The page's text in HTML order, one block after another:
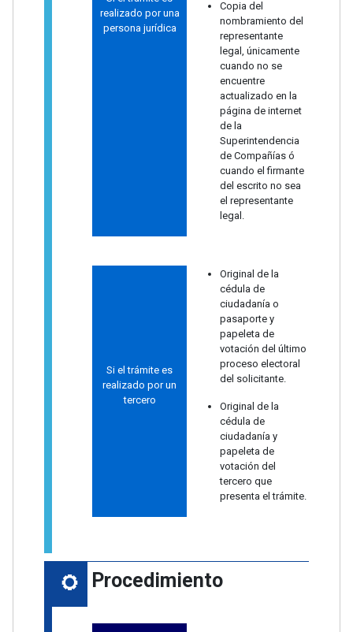
realizado por una
persona jurídica
Copia del
nombramiento del
representante
legal, únicamente
cuando no se
encuentre
actualizado en la
página de internet
de la
Superintendencia
de Compañías ó
cuando el firmante
del escrito no sea
el representante
legal.
Si el trámite es
realizado por un
tercero
Original de la
cédula de
ciudadanía o
pasaporte y
papeleta de
votación del último
proceso electoral
del solicitante.
Original de la
cédula de
ciudadanía y
papeleta de
votación del
tercero que
presenta el trámite.
Procedimiento